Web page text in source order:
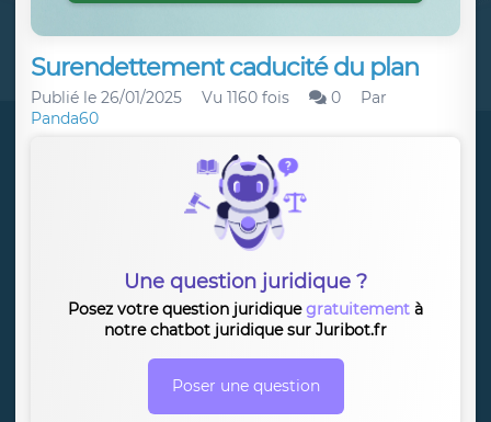
Surendettement caducité du plan
Publié le 26/01/2025 Vu 1160 fois 0
Par
Panda60
Une question juridique ?
Posez votre question juridiquegratuitement à
notre chatbot juridique sur Juribot.fr
Poser une question